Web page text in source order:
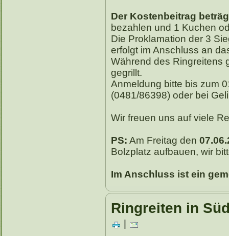
Der Kostenbeitrag
bezahlen und 1 Kuchen
Die Proklamation der 3
erfolgt im Anschluss an
Während des Ringreitens
gegrillt.
Anmeldung bitte bis zum
(0481/86398) oder bei
Wir freuen uns auf viele
PS: Am Freitag den
Bolzplatz aufbauen, wir
Im Anschluss ist ein
Ringreiten in